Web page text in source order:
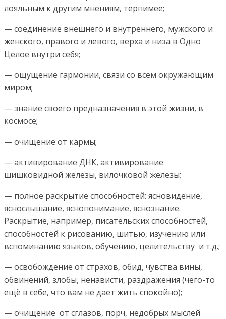
лояльным к другим мнениям, терпимее;
— соединение внешнего и внутреннего, мужского и
женского, правого и левого, верха и низа в Одно
Целое внутри себя;
— ощущение гармонии, связи со всем окружающим
миром;
— знание своего предназначения в этой жизни, в
космосе;
— очищение от кармы;
— активирование ДНК, активирование
шишковидной железы, вилочковой железы;
— полное раскрытие способностей: ясновидение,
яснослышание, яснопонимание, яснознание.
Раскрытие, например, писательских способностей,
способностей к рисованию, шитью, изучению или
вспоминанию языков, обучению, целительству и т.д.;
— освобождение от страхов, обид, чувства вины,
обвинений, злобы, ненависти, раздражения (чего-то
ещё в себе, что вам не дает жить спокойно);
— очищение от сглазов, порч, недобрых мыслей